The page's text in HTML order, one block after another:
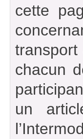
cette
chacun
un